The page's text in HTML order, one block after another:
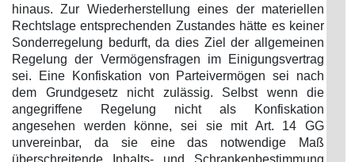
hinaus. Zur Wiederherstellung eines der materiellen
Rechtslage entsprechenden Zustandes hätte es keiner
Sonderregelung bedurft, da dies Ziel der allgemeinen
Regelung der Vermögensfragen im Einigungsvertrag
sei. Eine Konfiskation von Parteivermögen sei nach
dem Grundgesetz nicht zulässig. Selbst wenn die
angegriffene Regelung nicht als Konfiskation
angesehen werden könne, sei sie mit Art. 14 GG
unvereinbar, da sie eine das notwendige Maß
überschreitende Inhalts- und Schrankenbestimmung